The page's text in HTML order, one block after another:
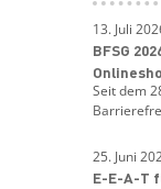
13. Juli
BFSG
Seit dem
25. Juni
E-E-A-T